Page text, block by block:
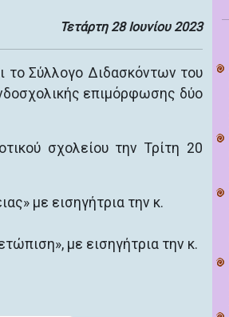
Τετάρτη 28 Ιουνίου 2023
το Σύλλογο Διδασκόντων του
επιμόρφωσης δύο
σχολείου την Τρίτη 20
με εισηγήτρια την κ.
με εισηγήτρια την κ.